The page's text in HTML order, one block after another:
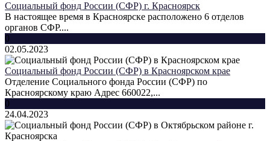
Социальный фонд России (СФР) г. Красноярск
В настоящее время в Красноярске расположено 6 отделов
органов СФР....
0
02.05.2023
Социальный фонд России (СФР) в Красноярском крае
Отделение Социального фонда России (СФР) по
Красноярскому краю Адрес 660022,...
0
24.04.2023